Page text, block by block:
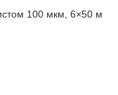
100 мкм, 6×50 м